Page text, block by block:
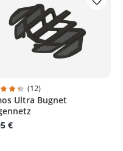
Bewertung von
(12)
Ultra Bugnet
€